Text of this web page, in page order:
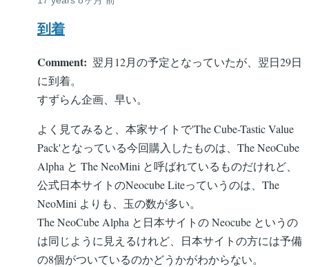
到着
Comment
翌月12月の予定となっていたが、翌日29日
に到着。
すずらん企画、早い。
よく見てみると、本家サイトで'The Cube-Tastic Value
Pack'となっている今回購入したものは、The NeoCube
Alpha と The NeoMini と呼ばれているものだけれど、
公式日本サイトのNeocube Liteっていうのは、The
NeoMini よりも、玉の数が多い。
The NeoCube Alpha と日本サイトの Neocube というの
は同じように見えるけれど、日本サイトの方には予備
の8個がついているのかどうかがわからない。